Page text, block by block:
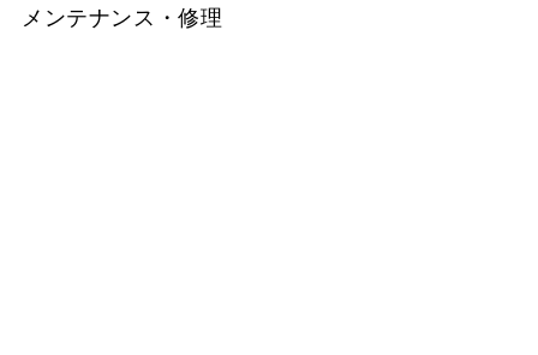
メンテナンス・修理